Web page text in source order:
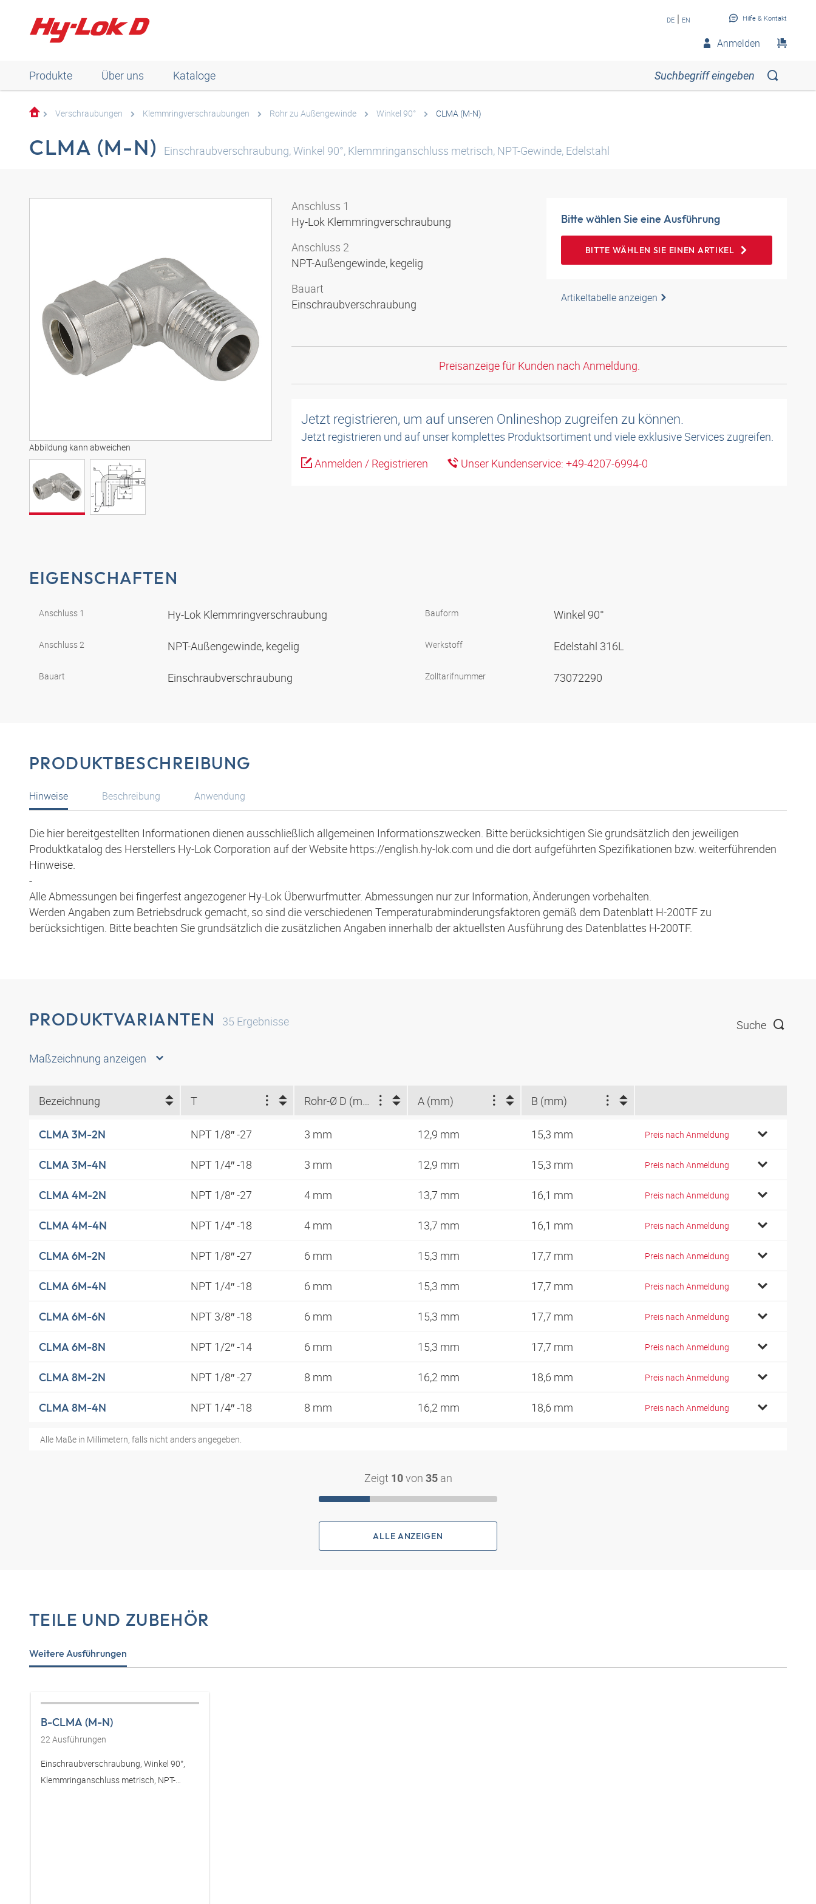
DE | EN Hilfe & Kontakt
Anmelden
Produkte Über uns Kataloge
Verschraubungen Klemmringverschraubungen Rohr zu Außengewinde Winkel 90° CLMA (M-N)
CLMA (M-N) Einschraubverschraubung, Winkel 90°, Klemmringanschluss metrisch, NPT-Gewinde, Edelstahl
Abbildung kann abweichen
Anschluss 1
Hy-Lok Klemmringverschraubung
Anschluss 2
NPT-Außengewinde, kegelig
Bauart
Einschraubverschraubung
Bitte wählen Sie eine Ausführung
BITTE WÄHLEN SIE EINEN ARTIKEL
Artikeltabelle anzeigen
Preisanzeige für Kunden nach Anmeldung.
Jetzt registrieren, um auf unseren Onlineshop zugreifen zu können.
Jetzt registrieren und auf unser komplettes Produktsortiment und viele exklusive Services zugreifen.
Anmelden / Registrieren
Unser Kundenservice: +49-4207-6994-0
EIGENSCHAFTEN
Anschluss 1 Hy-Lok Klemmringverschraubung
Anschluss 2 NPT-Außengewinde, kegelig
Bauart Einschraubverschraubung
Bauform Winkel 90°
Werkstoff Edelstahl 316L
Zolltarifnummer 73072290
PRODUKTBESCHREIBUNG
Hinweise
Die hier bereitgestellten Informationen dienen ausschließlich allgemeinen Informationszwecken. Bitte berücksichtigen Sie grundsätzlich den jeweiligen
Produktkatalog des Herstellers Hy-Lok Corporation auf der Website https://english.hy-lok.com und die dort aufgeführten Spezifikationen bzw. weiterführenden
Hinweise.
-
Alle Abmessungen bei fingerfest angezogener Hy-Lok Überwurfmutter. Abmessungen nur zur Information, Änderungen vorbehalten.
Werden Angaben zum Betriebsdruck gemacht, so sind die verschiedenen Temperaturabminderungsfaktoren gemäß dem Datenblatt H-200TF zu
berücksichtigen. Bitte beachten Sie grundsätzlich die zusätzlichen Angaben innerhalb der aktuellsten Ausführung des Datenblattes H-200TF.
Beschreibung Anwendung
PRODUKTVARIANTEN 35 Ergebnisse Suche
Maßzeichnung anzeigen
Bezeichnung T A (mm) B (mm)
CLMA 3M-2N NPT 1/8″ -27 3 mm 12,9 mm 15,3 mm Preis nach Anmeldung
CLMA 3M-4N NPT 1/4″ -18 3 mm 12,9 mm 15,3 mm Preis nach Anmeldung
CLMA 4M-2N NPT 1/8″ -27 4 mm 13,7 mm 16,1 mm Preis nach Anmeldung
CLMA 4M-4N NPT 1/4″ -18 4 mm 13,7 mm 16,1 mm Preis nach Anmeldung
CLMA 6M-2N NPT 1/8″ -27 6 mm 15,3 mm 17,7 mm Preis nach Anmeldung
CLMA 6M-4N NPT 1/4″ -18 6 mm 15,3 mm 17,7 mm Preis nach Anmeldung
CLMA 6M-6N NPT 3/8″ -18 6 mm 15,3 mm 17,7 mm Preis nach Anmeldung
CLMA 6M-8N NPT 1/2″ -14 6 mm 15,3 mm 17,7 mm Preis nach Anmeldung
CLMA 8M-2N NPT 1/8″ -27 8 mm 16,2 mm 18,6 mm Preis nach Anmeldung
CLMA 8M-4N NPT 1/4″ -18 8 mm 16,2 mm 18,6 mm Preis nach Anmeldung
Alle Maße in Millimetern, falls nicht anders angegeben.
Zeigt 10von 35an
ALLE ANZEIGEN
TEILE UND ZUBEHÖR
Weitere Ausführungen